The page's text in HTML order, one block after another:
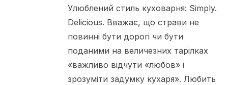
Улюблений стиль куховарня: Simply.
Delicious. Вважає, що страви не
повинні бути дорогі чи бути
поданими на величезних тарілках
«важливо відчути «любов» і
зрозуміти задумку кухаря». Любить